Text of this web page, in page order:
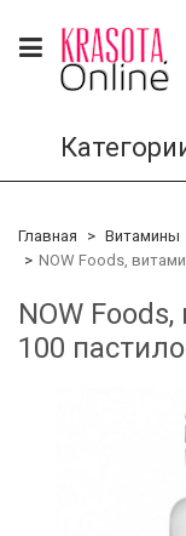
Главная Витамины
NOW Foods,
NOW
100